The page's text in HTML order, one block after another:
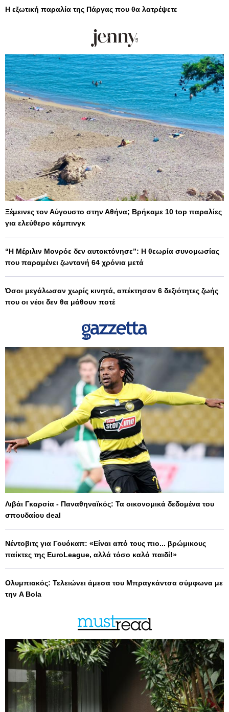
Η εξωτική παραλία της Πάργας που θα λατρέψετε
Ξέμεινες τον Αύγουστο στην Αθήνα; Βρήκαμε 10 top παραλίες
για ελεύθερο κάμπινγκ
“Η Μέριλιν Μονρόε δεν αυτοκτόνησε”: Η θεωρία συνομωσίας
που παραμένει ζωντανή 64 χρόνια μετά
Όσοι μεγάλωσαν χωρίς κινητά, απέκτησαν 6 δεξιότητες ζωής
που οι νέοι δεν θα μάθουν ποτέ
Λιβάι Γκαρσία - Παναθηναϊκός: Τα οικονομικά δεδομένα του
σπουδαίου deal
Νέντοβιτς για Γουόκαπ: «Είναι από τους πιο... βρώμικους
παίκτες της EuroLeague, αλλά τόσο καλό παιδί!»
Ολυμπιακός: Τελειώνει άμεσα του Μπραγκάντσα σύμφωνα με
την A Bola